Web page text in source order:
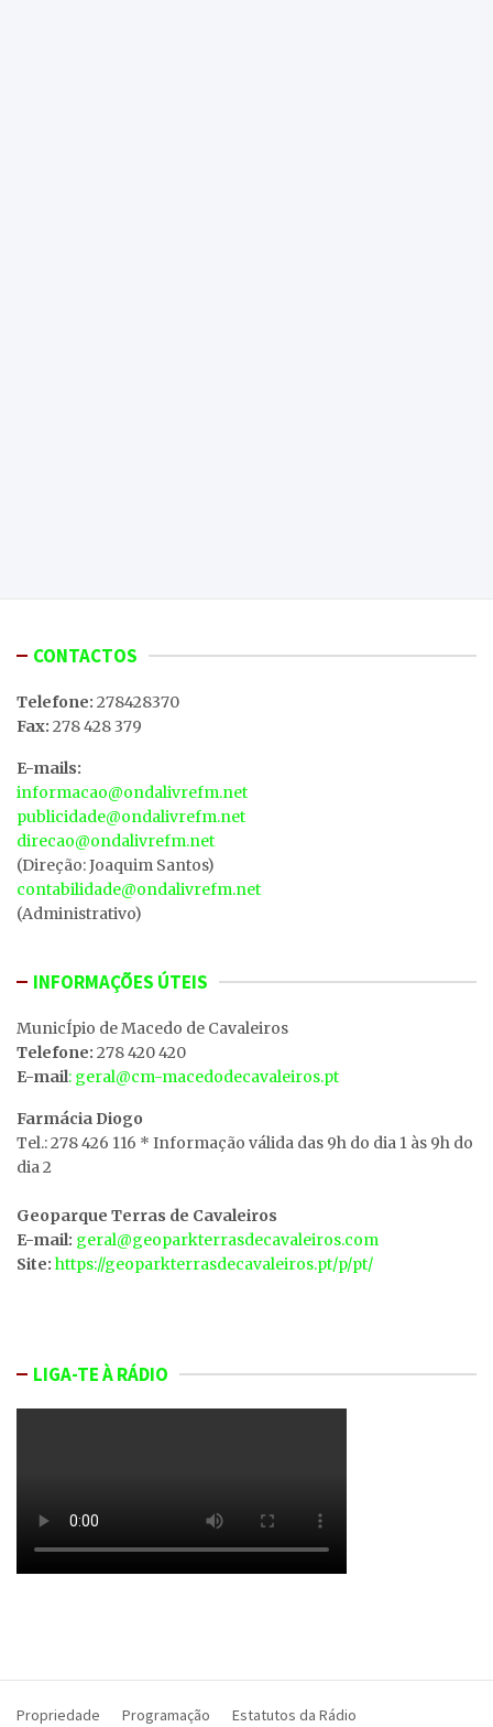
CONTACTOS
Telefone: 278428370
Fax: 278 428 379
E-mails:
informacao@ondalivrefm.net
publicidade@ondalivrefm.net
direcao@ondalivrefm.net
(Direção: Joaquim Santos)
contabilidade@ondalivrefm.net
(Administrativo)
INFORMAÇÕES ÚTEIS
MunicÍpio de Macedo de Cavaleiros
Telefone: 278 420 420
E-mail: geral@cm-macedodecavaleiros.pt
Farmácia Diogo
Tel.: 278 426 116 * Informação válida das 9h do dia 1 às 9h do
dia 2
Geoparque Terras de Cavaleiros
E-mail: geral@geoparkterrasdecavaleiros.com
Site: https://geoparkterrasdecavaleiros.pt/p/pt/
LIGA-TE À RÁDIO
Propriedade Programação Estatutos da Rádio